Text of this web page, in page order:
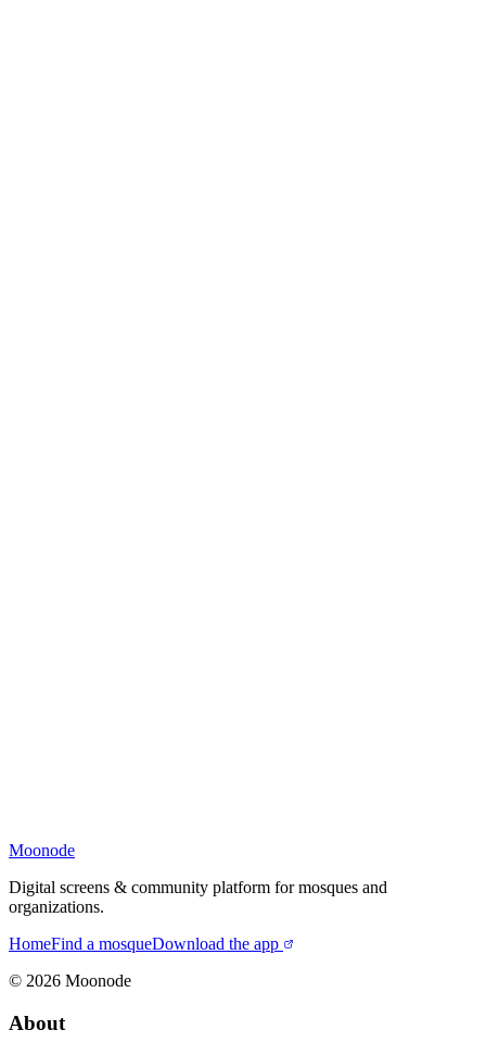
Moonode
Digital screens & community platform for mosques and
organizations.
HomeFind a mosqueDownload the app
© 2026 Moonode
About